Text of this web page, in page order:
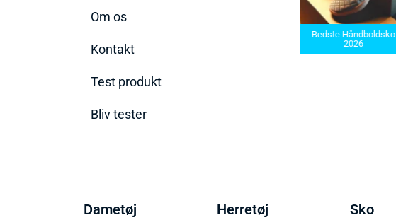
Om os
Kontakt
Test produkt
Bliv tester
2025
Bedste Håndboldsko
2026
Dametøj Herretøj Sko